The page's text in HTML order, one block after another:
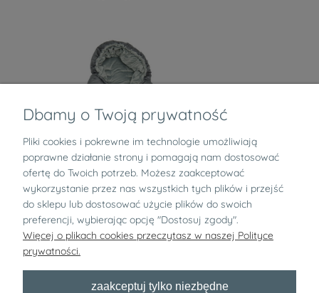
Dbamy o Twoją prywatność
Pliki cookies i pokrewne im technologie umożliwiają
poprawne działanie strony i pomagają nam dostosować
ofertę do Twoich potrzeb. Możesz zaakceptować
wykorzystanie przez nas wszystkich tych plików i przejść
do sklepu lub dostosować użycie plików do swoich
preferencji, wybierając opcję "Dostosuj zgody".
Więcej o plikach cookies przeczytasz w naszej Polityce
prywatności.
zaakceptuj tylko niezbędne